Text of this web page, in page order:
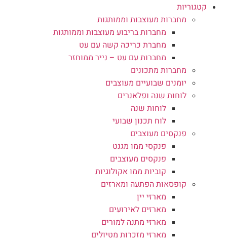
קטגוריות
מחברות מעוצבות וממותגות
מחברות בריבוע מעוצבות וממותגות
מחברת כריכה קשה עם עט
מחברות עם עט – נייר ממוחזר
מחברות מתכונים
יומנים שבועיים מעוצבים
לוחות שנה ופלאנרים
לוחות שנה
לוח תכנון שבועי
פנקסים מעוצבים
פנקסי ממו מגנט
פנקסים מעוצבים
קוביות ממו אקולוגיות
קופסאות הפתעה ומארזים
מארזי יין
מארזים לאירועים
מארזי מתנה למורים
מארזי מזכרות מטיולים